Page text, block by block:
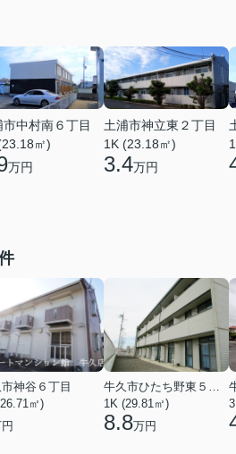
市中村南６丁目
㎡)
万円
土浦市神立東２丁目
1K (23.18㎡)
3.4万円
神谷６丁目
㎡)
牛久市ひたち野東５丁目
1K (29.81㎡)
8.8万円